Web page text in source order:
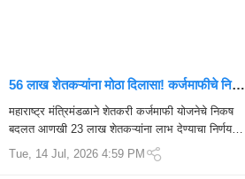
56 लाख शेतकऱ्यांना मोठा दिलासा! कर्जमाफीचे निकष
बदलले, आणखी 23 लाख शेतकऱ्यांना फायदा
महाराष्ट्र मंत्रिमंडळाने शेतकरी कर्जमाफी योजनेचे निकष
बदलत आणखी 23 लाख शेतकऱ्यांना लाभ देण्याचा निर्णय
घेतला आहे. एकूण 56 लाख शेतकरी लाभार्थी ठरणार अस...
Tue, 14 Jul, 2026 4:59 PM